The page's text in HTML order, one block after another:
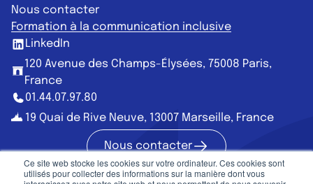
Ce site web stocke les cookies sur votre ordinateur. Ces cookies sont
utilisés pour collecter des informations sur la manière dont vous
Nous contacter
Formation à la communication inclusive
LinkedIn
120 Avenue des Champs-Élysées, 75008 Paris,
France
01.44.07.97.80
19 Quai de Rive Neuve, 13007 Marseille, France
Nous contacter